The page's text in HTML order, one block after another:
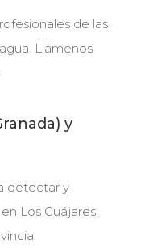
de las
Llámenos
y
detectar y
Los Guájares